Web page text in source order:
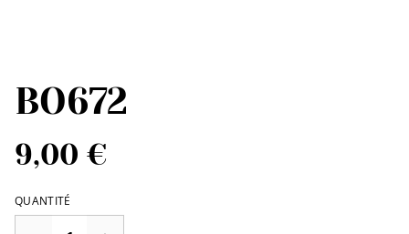
BO672
9,00 €
QUANTITÉ